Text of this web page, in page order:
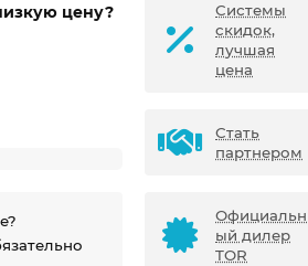
цену?
Системы
скидок,
лучшая
цена
Стать
партнером
Официальн
ый дилер
TOR